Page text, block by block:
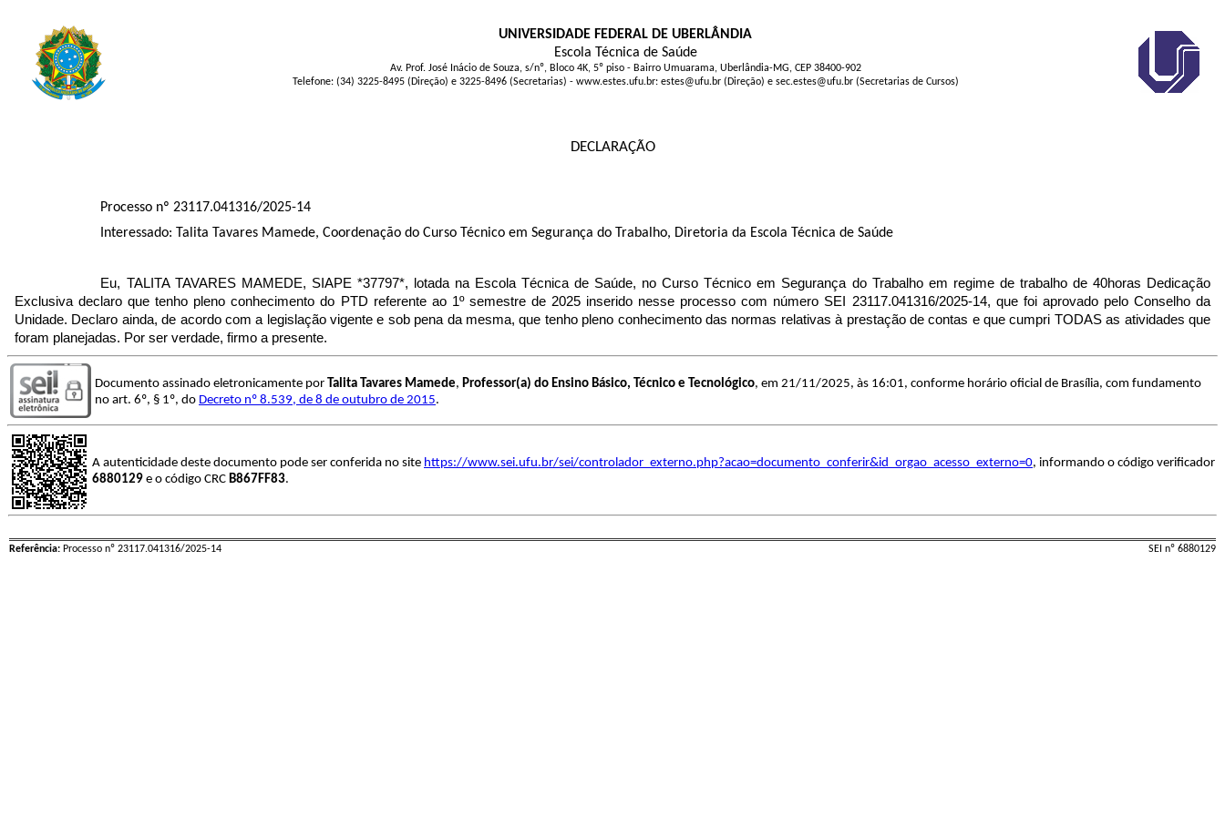
UNIVERSIDADE FEDERAL DE UBERLÂNDIA
Escola Técnica de Saúde
Av. Prof. José Inácio de Souza, s/nº, Bloco 4K, 5º piso - Bairro Umuarama, Uberlândia-MG, CEP 38400-902
Telefone: (34) 3225-8495 (Direção) e 3225-8496 (Secretarias) - www.estes.ufu.br: estes@ufu.br (Direção) e sec.estes@ufu.br (Secretarias de Cursos)
DECLARAÇÃO
Processo nº 23117.041316/2025-14
Interessado: Talita Tavares Mamede, Coordenação do Curso Técnico em Segurança do Trabalho, Diretoria da Escola Técnica de Saúde
Eu, TALITA TAVARES MAMEDE, SIAPE *37797*, lotada na Escola Técnica de Saúde, no Curso Técnico em Segurança do Trabalho em regime de trabalho de 40horas Dedicação
Exclusiva declaro que tenho pleno conhecimento do PTD referente ao 1º semestre de 2025 inserido nesse processo com número SEI 23117.041316/2025-14, que foi aprovado pelo Conselho da
Unidade. Declaro ainda, de acordo com a legislação vigente e sob pena da mesma, que tenho pleno conhecimento das normas relativas à prestação de contas e que cumpri TODAS as atividades que
foram planejadas. Por ser verdade, firmo a presente.
Documento assinado eletronicamente por Talita Tavares Mamede, Professor(a) do Ensino Básico, Técnico e Tecnológico, em 21/11/2025, às 16:01, conforme horário oficial de Brasília, com fundamento
no art. 6º, § 1º, do Decreto nº 8.539, de 8 de outubro de 2015.
A autenticidade deste documento pode ser conferida no site https://www.sei.ufu.br/sei/controlador_externo.php?acao=documento_conferir&id_orgao_acesso_externo=0, informando o código verificador
6880129 e o código CRC B867FF83.
Referência: Processo nº 23117.041316/2025-14 SEI nº 6880129